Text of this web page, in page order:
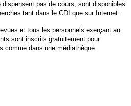
pas de cours, sont disponibles
tant dans le CDI que sur Internet.
et tous les personnels exerçant au
sont inscrits gratuitement pour
comme dans une médiathèque.